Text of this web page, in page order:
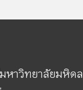
หาวิทยาลัยมหิดล